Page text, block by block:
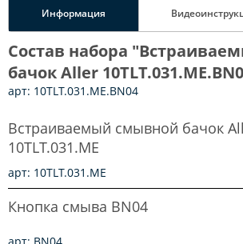
Информация
Состав набора
бачок Aller
арт: 10TLT.031.ME.BN04
Встраиваемый смывной бачок
10TLT.031.ME
арт: 10TLT.031.ME
Кнопка смыва BN04